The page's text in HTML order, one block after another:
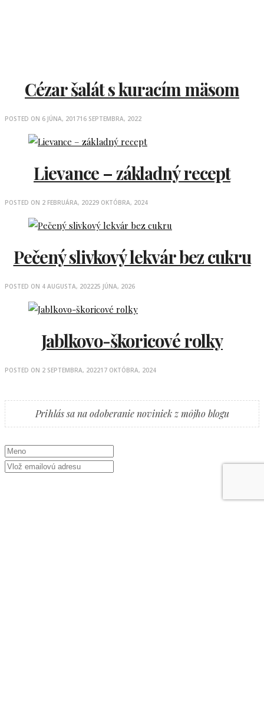
Cézar šalát s kuracím mäsom
POSTED ON 6 JÚNA, 201716 SEPTEMBRA, 2022
Lievance – základný recept
POSTED ON 2 FEBRUÁRA, 20229 OKTÓBRA, 2024
Pečený slivkový lekvár bez cukru
POSTED ON 4 AUGUSTA, 202225 JÚNA, 2026
Jablkovo-škoricové rolky
POSTED ON 2 SEPTEMBRA, 202217 OKTÓBRA, 2024
Prihlás sa na odoberanie noviniek z môjho blogu